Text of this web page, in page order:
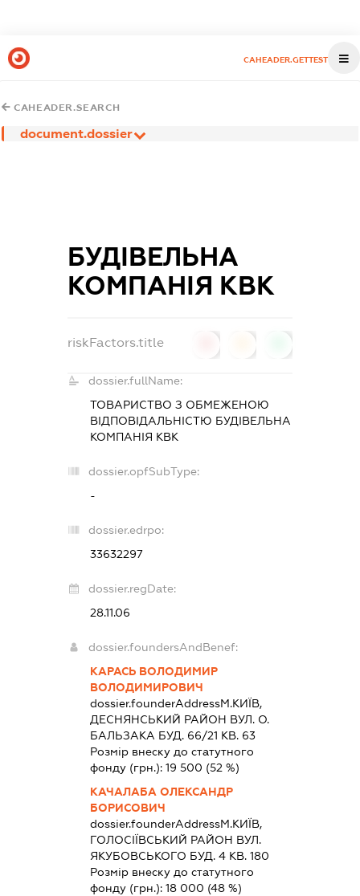
CAHEADER.GETTEST
CAHEADER.SEARCH
document.dossier
БУДІВЕЛЬНА
КОМПАНІЯ КВК
riskFactors.title
dossier.fullName:
ТОВАРИСТВО З ОБМЕЖЕНОЮ
ВІДПОВІДАЛЬНІСТЮ БУДІВЕЛЬНА
КОМПАНІЯ КВК
dossier.opfSubType:
-
dossier.edrpo:
33632297
dossier.regDate:
28.11.06
dossier.foundersAndBenef:
КАРАСЬ ВОЛОДИМИР
ВОЛОДИМИРОВИЧ
dossier.founderAddressМ.КИЇВ,
ДЕСНЯНСЬКИЙ РАЙОН ВУЛ. О.
БАЛЬЗАКА БУД. 66/21 КВ. 63
Розмір внеску до статутного
фонду (грн.):19 500 (52 %)
КАЧАЛАБА ОЛЕКСАНДР
БОРИСОВИЧ
dossier.founderAddressМ.КИЇВ,
ГОЛОСІЇВСЬКИЙ РАЙОН ВУЛ.
ЯКУБОВСЬКОГО БУД. 4 КВ. 180
Розмір внеску до статутного
фонду (грн.):18 000 (48 %)